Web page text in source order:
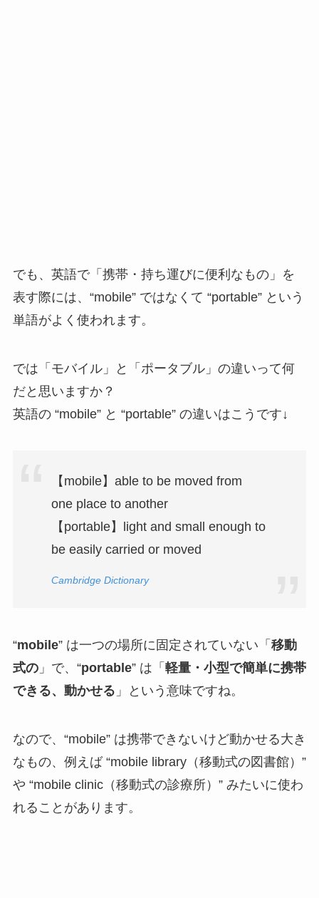
でも、英語で「携帯・持ち運びに便利なもの」を
表す際には、“mobile” ではなくて “portable” という
単語がよく使われます。
では「モバイル」と「ポータブル」の違いって何
だと思いますか？
英語の “mobile” と “portable” の違いはこうです↓
【mobile】able to be moved from
one place to another
【portable】light and small enough to
be easily carried or moved
Cambridge Dictionary
“mobile” は一つの場所に固定されていない「 移動
式の」で、“portable” は「 軽量・小型で簡単に携帯
できる、動かせる 」という意味ですね。
なので、“mobile” は携帯できないけど動かせる大き
なもの、例えば “mobile library（移動式の図書館）”
や “mobile clinic（移動式の診療所）” みたいに使わ
れることがあります。